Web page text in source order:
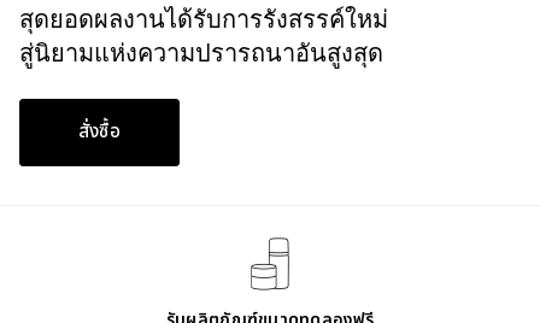
สุดยอดผลงานได้รับการรังสรรค์ใหม่
สู่นิยามแห่งความปรารถนาอันสูงสุด
สั่งซื้อ